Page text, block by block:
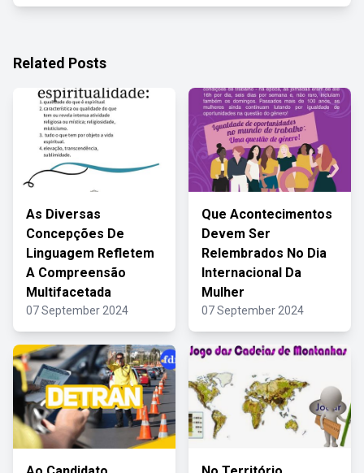
Related Posts
As Diversas
Concepções De
Linguagem Refletem
A Compreensão
Multifacetada
07 September 2024
Que Acontecimentos
Devem Ser
Relembrados No Dia
Internacional Da
Mulher
07 September 2024